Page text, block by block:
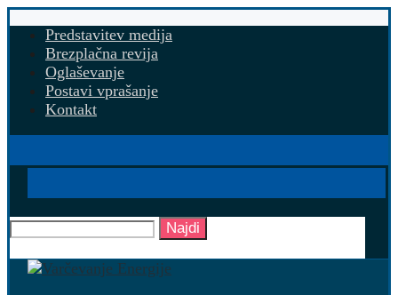
Predstavitev medija
Brezplačna revija
Oglaševanje
Postavi vprašanje
Kontakt
Najdi